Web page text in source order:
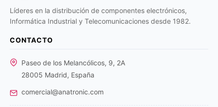
Líderes en la distribución de componentes electrónicos,
Informática Industrial y Telecomunicaciones desde 1982.
CONTACTO
Paseo de los Melancólicos, 9, 2A
28005 Madrid, España
comercial@anatronic.com